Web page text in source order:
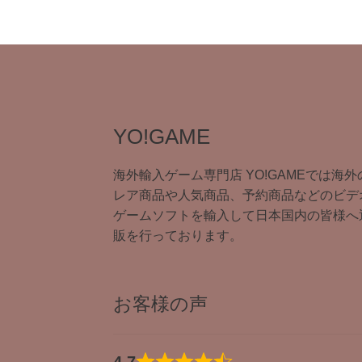
YO!GAME
海外輸入ゲーム専門店 YO!GAMEでは海外
レア商品や人気商品、予約商品などのビデ
ゲームソフトを輸入して日本国内の皆様へ
販を行っております。
お客様の声